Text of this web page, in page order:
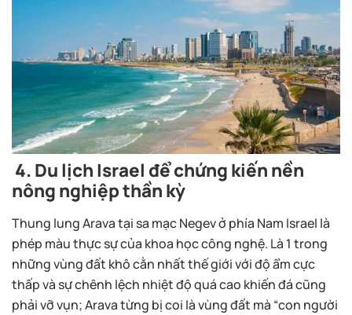
4. Du lịch Israel để chứng kiến nền
nông nghiệp thần kỳ
Thung lung Arava tại sa mạc Negev ở phía Nam Israel là
phép màu thực sự của khoa học công nghệ. Là 1 trong
những vùng đất khô cằn nhất thế giới với độ ẩm cực
thấp và sự chênh lệch nhiệt độ quá cao khiến đá cũng
phải vỡ vụn; Arava từng bị coi là vùng đất mà “con người